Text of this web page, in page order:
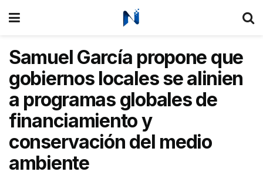
Samuel García propone que
gobiernos locales se alinien
a programas globales de
financiamiento y
conservación del medio
ambiente